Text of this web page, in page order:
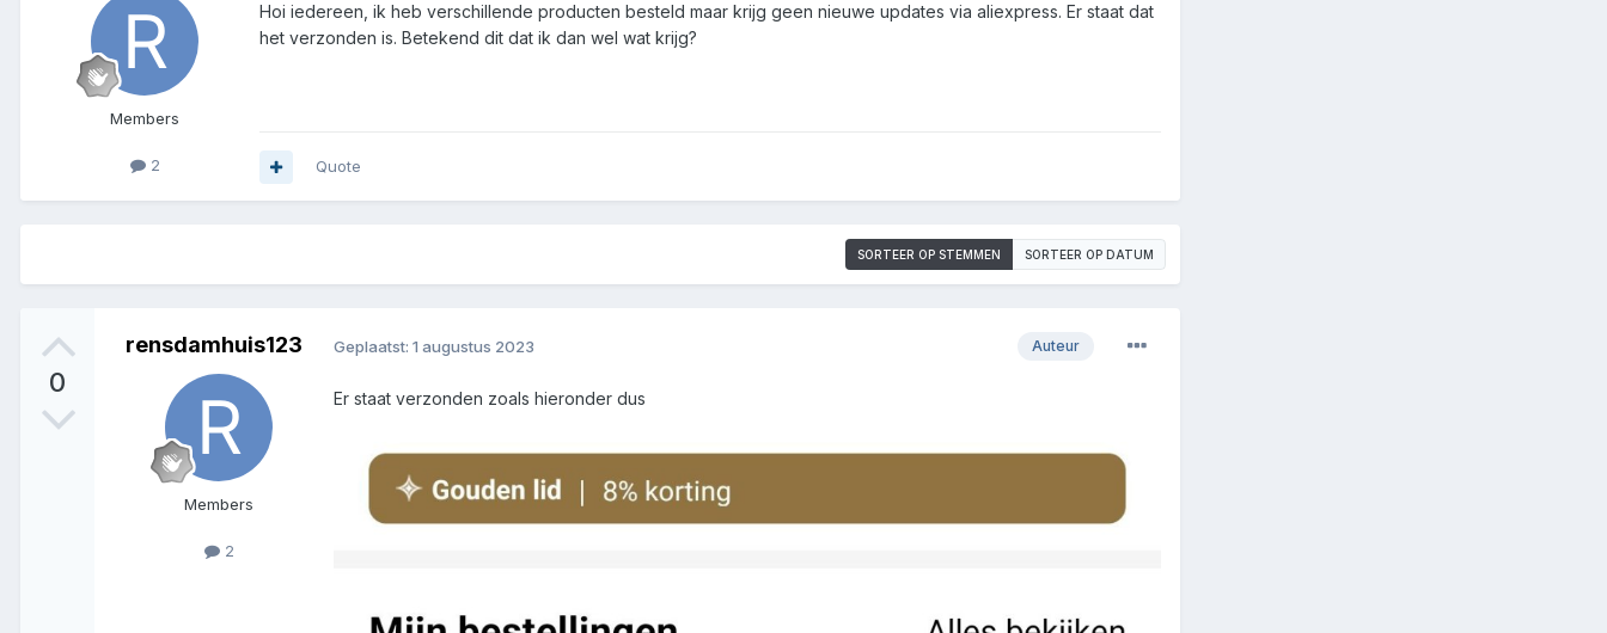
Members
2
Hoi iedereen, ik heb verschillende producten besteld maar krijg geen nieuwe updates via aliexpress. Er staat dat
het verzonden is. Betekend dit dat ik dan wel wat krijg?
Quote
SORTEER OP STEMMEN SORTEER OP DATUM
0
rensdamhuis123
Members
2
Auteur
Geplaatst: 1 augustus 2023
Er staat verzonden zoals hieronder dus